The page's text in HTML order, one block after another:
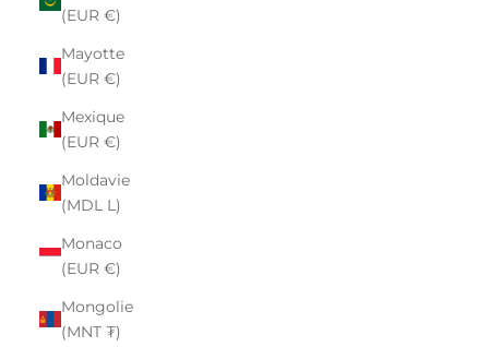
(EUR €)
Mayotte
(EUR €)
Mexique
(EUR €)
Moldavie
(MDL L)
Monaco
(EUR €)
Mongolie
(MNT ₮)